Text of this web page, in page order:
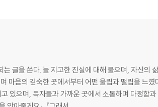
글을 쓴다. 늘 지고한 진실에 대해 물으며, 자신의
마음의 깊숙한 곳에서부터 어떤 울림과 떨림을 느
있으며, 독자들과 가까운 곳에서 소통하며 다정함과